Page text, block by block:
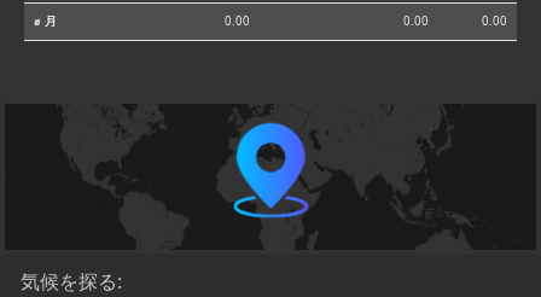
⌀ 月 0.00 0.00 0.00
気候を探る: